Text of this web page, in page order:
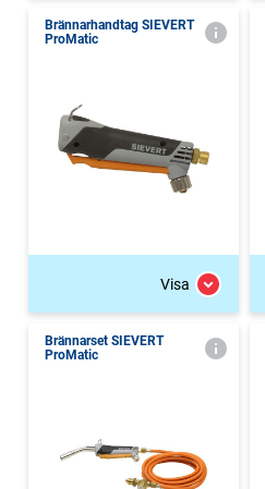
Brännarhandtag SIEVERT
ProMatic
Visa
Brännarset SIEVERT
ProMatic